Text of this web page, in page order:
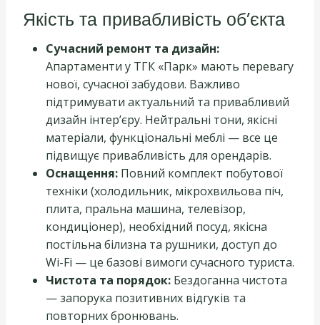
Якість та привабливість об’єкта
Сучасний ремонт та дизайн:
Апартаменти у ТГК «Парк» мають перевагу
нової, сучасної забудови. Важливо
підтримувати актуальний та привабливий
дизайн інтер’єру. Нейтральні тони, якісні
матеріали, функціональні меблі — все це
підвищує привабливість для орендарів.
Оснащення: Повний комплект побутової
техніки (холодильник, мікрохвильова піч,
плита, пральна машина, телевізор,
кондиціонер), необхідний посуд, якісна
постільна білизна та рушники, доступ до
Wi-Fi — це базові вимоги сучасного туриста.
Чистота та порядок: Бездоганна чистота
— запорука позитивних відгуків та
повторних бронювань.